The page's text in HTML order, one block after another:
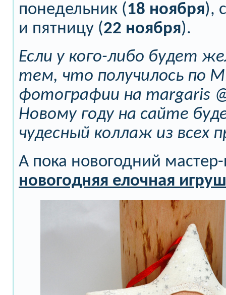
понедельник (18 ноября),
и пятницу (22 ноября).
Если у кого-либо будет
тем, что получилось по
фотографии на margaris
Новому году на сайте
чудесный коллаж из всех
А пока новогодний
новогодняя елочная